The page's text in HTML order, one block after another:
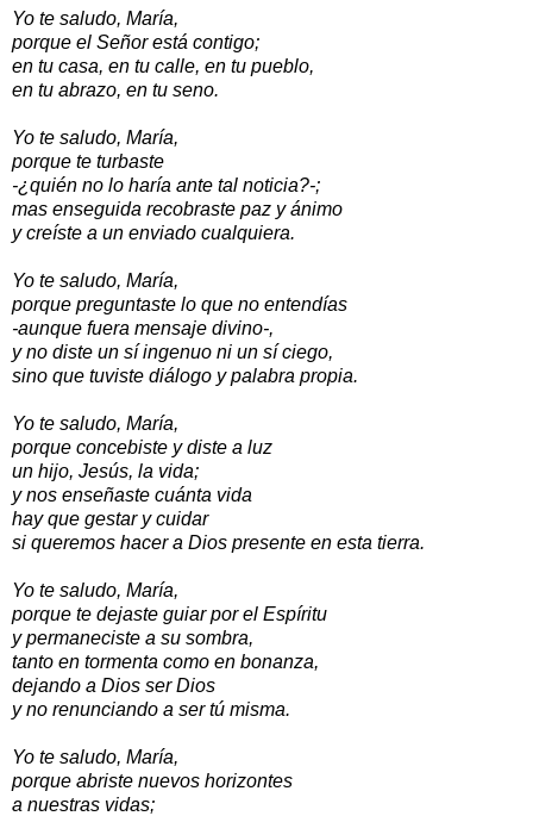
Yo te saludo, María,
porque el Señor está contigo;
en tu casa, en tu calle, en tu pueblo,
en tu abrazo, en tu seno.
Yo te saludo, María,
porque te turbaste
-¿quién no lo haría ante tal noticia?-;
mas enseguida recobraste paz y ánimo
y creíste a un enviado cualquiera.
Yo te saludo, María,
porque preguntaste lo que no entendías
-aunque fuera mensaje divino-,
y no diste un sí ingenuo ni un sí ciego,
sino que tuviste diálogo y palabra propia.
Yo te saludo, María,
porque concebiste y diste a luz
un hijo, Jesús, la vida;
y nos enseñaste cuánta vida
hay que gestar y cuidar
si queremos hacer a Dios presente en esta tierra.
Yo te saludo, María,
porque te dejaste guiar por el Espíritu
y permaneciste a su sombra,
tanto en tormenta como en bonanza,
dejando a Dios ser Dios
y no renunciando a ser tú misma.
Yo te saludo, María,
porque abriste nuevos horizontes
a nuestras vidas;